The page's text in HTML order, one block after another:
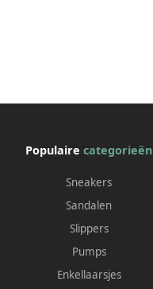
Populaire categorieën
Sneakers
Sandalen
Slippers
Pumps
Enkellaarsjes